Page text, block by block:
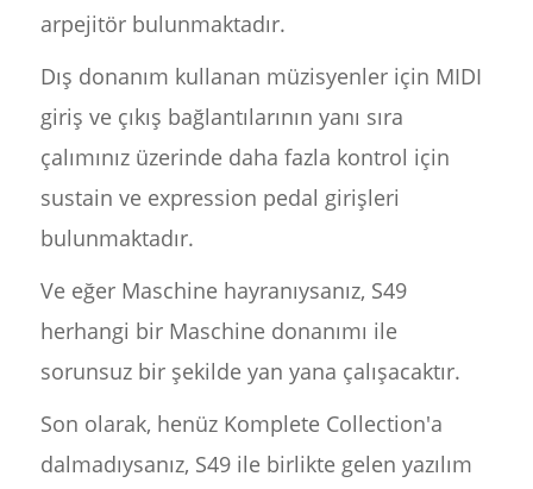
arpejitör bulunmaktadır.
Dış donanım kullanan müzisyenler için MIDI
giriş ve çıkış bağlantılarının yanı sıra
çalımınız üzerinde daha fazla kontrol için
sustain ve expression pedal girişleri
bulunmaktadır.
Ve eğer Maschine hayranıysanız, S49
herhangi bir Maschine donanımı ile
sorunsuz bir şekilde yan yana çalışacaktır.
Son olarak, henüz Komplete Collection'a
dalmadıysanız, S49 ile birlikte gelen yazılım